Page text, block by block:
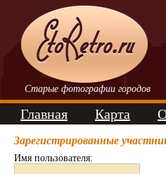
Старые фотографии городов
Главная Карта
Зарегистрированные
Имя пользователя: